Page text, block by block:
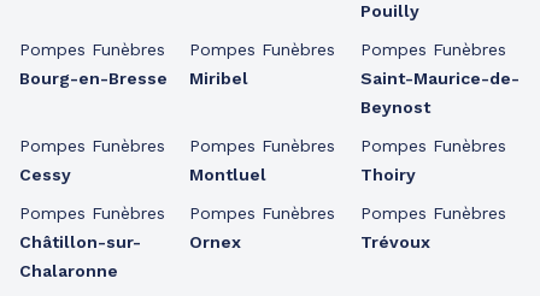
Pompes Funèbres
Bourg-en-Bresse
Pompes Funèbres
Cessy
Pompes Funèbres
Châtillon-sur-
Chalaronne
Pompes Funèbres
Miribel
Pompes Funèbres
Montluel
Pompes Funèbres
Ornex
Pouilly
Pompes Funèbres
Saint-Maurice-de-
Beynost
Pompes Funèbres
Thoiry
Pompes Funèbres
Trévoux